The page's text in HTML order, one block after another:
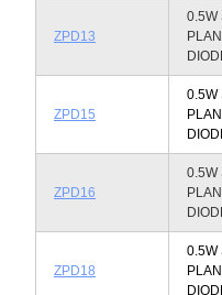
ZPD13
0.5W
ZPD15
0.5W
ZPD16
0.5W
ZPD18
0.5W